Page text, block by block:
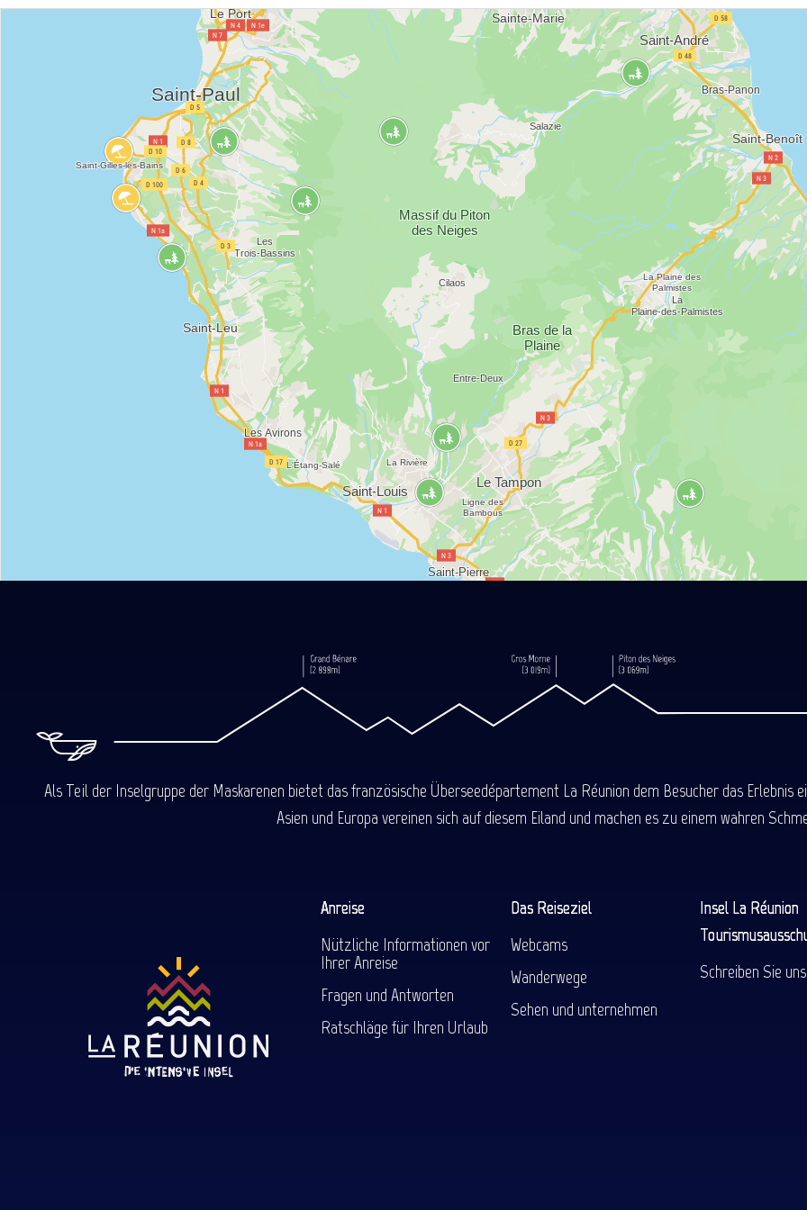
Als Teil der Inselgruppe der Maskarenen bietet das französische Überseedépartement La Réunion dem Besucher das Erlebnis
Asien und Europa vereinen sich auf diesem Eiland und machen es zu einem wahren
Anreise
Nützliche Informationen vor
Ihrer Anreise
Fragen und Antworten
Ratschläge für Ihren Urlaub
Das Reiseziel
Webcams
Wanderwege
Sehen und unternehmen
Insel La Réunion
Schreiben Sie uns